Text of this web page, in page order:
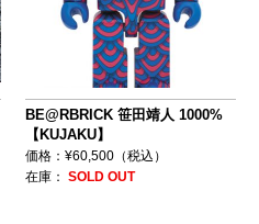
BE@RBRICK 笹田靖人 1000%
【KUJAKU】
価格：¥60,500（税込）
在庫： SOLD OUT